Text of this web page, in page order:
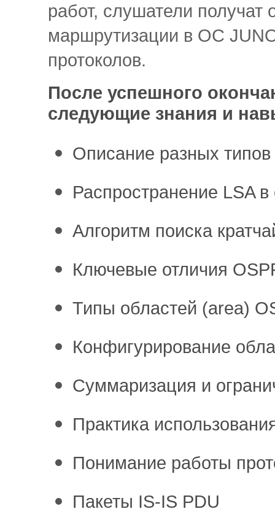
работ, слушатели получат
маршрутизации в ОС
протоколов.
После успешного
следующие знания и
Описание разных
Распространение LSA в
Алгоритм поиска
Ключевые отличия
Типы областей (area)
Конфигурирование
Суммаризация и
Практика
Понимание работы
Пакеты IS-IS PDU